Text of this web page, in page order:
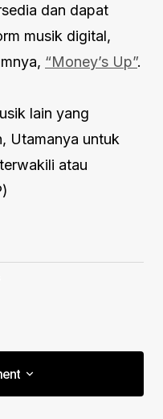
dan dapat
musik digital,
“Money’s Up”.
lain yang
Utamanya untuk
atau